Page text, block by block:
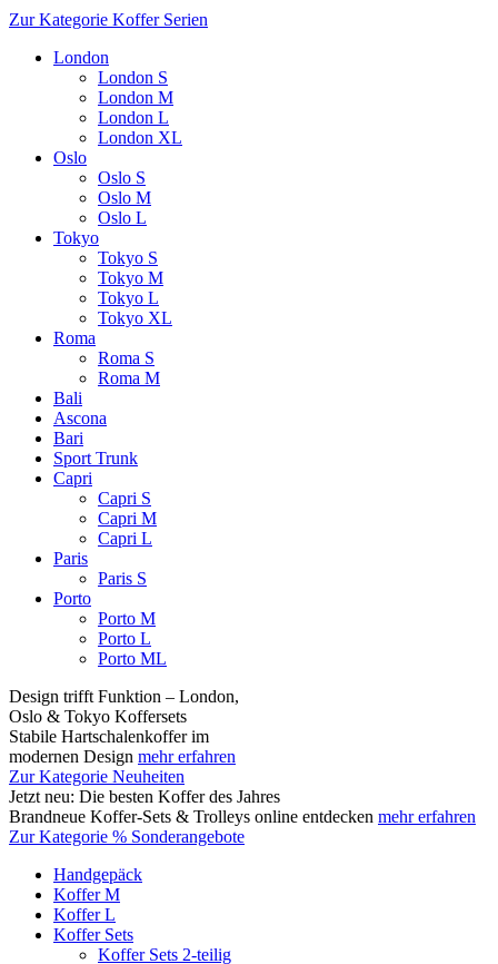
Zur Kategorie Koffer Serien
London
London S
London M
London L
London XL
Oslo
Oslo S
Oslo M
Oslo L
Tokyo
Tokyo S
Tokyo M
Tokyo L
Tokyo XL
Roma
Roma S
Roma M
Bali
Ascona
Bari
Sport Trunk
Capri
Capri S
Capri M
Capri L
Paris
Paris S
Porto
Porto M
Porto L
Porto ML
Design trifft Funktion – London,
Oslo & Tokyo Koffersets
Stabile Hartschalenkoffer im
modernen Design mehr erfahren
Zur Kategorie Neuheiten
Jetzt neu: Die besten Koffer des Jahres
Brandneue Koffer-Sets & Trolleys online entdecken mehr erfahren
Zur Kategorie % Sonderangebote
Handgepäck
Koffer M
Koffer L
Koffer Sets
Koffer Sets 2-teilig